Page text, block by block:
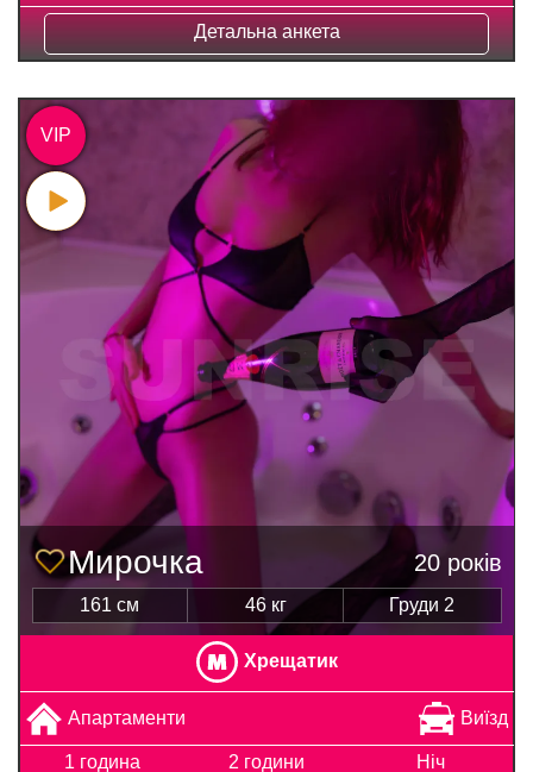
Детальна анкета
Мирочка 20 років
161 см 46 кг Груди 2
Хрещатик
Апартаменти Виїзд
1 година
2 години
Ніч
VIP